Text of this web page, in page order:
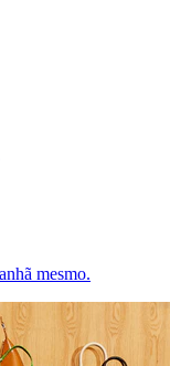
mesmo.